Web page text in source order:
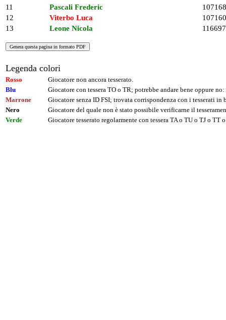
11
Pascali Frederic
107168
12
Viterbo Luca
107160
13
Leone Nicola 116697
Legenda colori
Rosso
Giocatore non ancora tesserato.
Blu
Giocatore con tessera TO o TR; potrebbe andare bene oppure
Marrone
Giocatore senza ID FSI; trovata corrispondenza con i tesserati
Nero
Giocatore del quale non è stato possibile verificarne il
Verde
Giocatore tesserato regolarmente con tessera TA o TU o TJ o TT